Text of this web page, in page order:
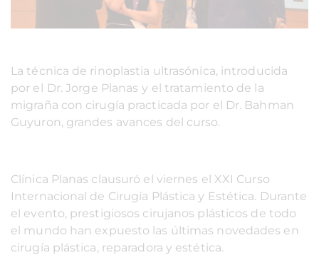
La técnica de rinoplastia ultrasónica, introducida
por el Dr. Jorge Planas y el tratamiento de la
migraña con cirugía practicada por el Dr. Bahman
Guyuron, grandes avances del curso.
Clínica Planas clausuró el viernes el XXI Curso
Internacional de Cirugía Plástica y Estética. Durante
el evento, prestigiosos cirujanos plásticos de todo
el mundo han expuesto las últimas novedades en
cirugía plástica, reparadora y estética.